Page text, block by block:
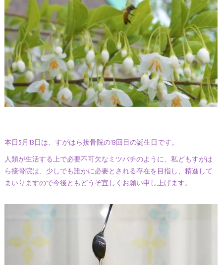
本日5月13日は、すがはら接骨院の13回目の誕生日です。
人類が生活する上で必要不可欠なミツバチのように、私どもすがは
ら接骨院は、少しでも誰かに必要とされる存在を目指し、精進して
まいりますので今後ともどうぞ宜しくお願い申し上げます。